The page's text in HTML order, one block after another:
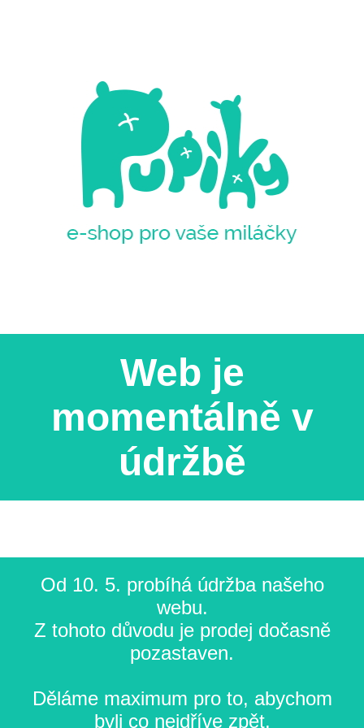
Web je
momentálně v
údržbě
Od 10. 5. probíhá údržba našeho
webu.
Z tohoto důvodu je prodej dočasně
pozastaven.
Děláme maximum pro to, abychom
byli co nejdříve zpět.